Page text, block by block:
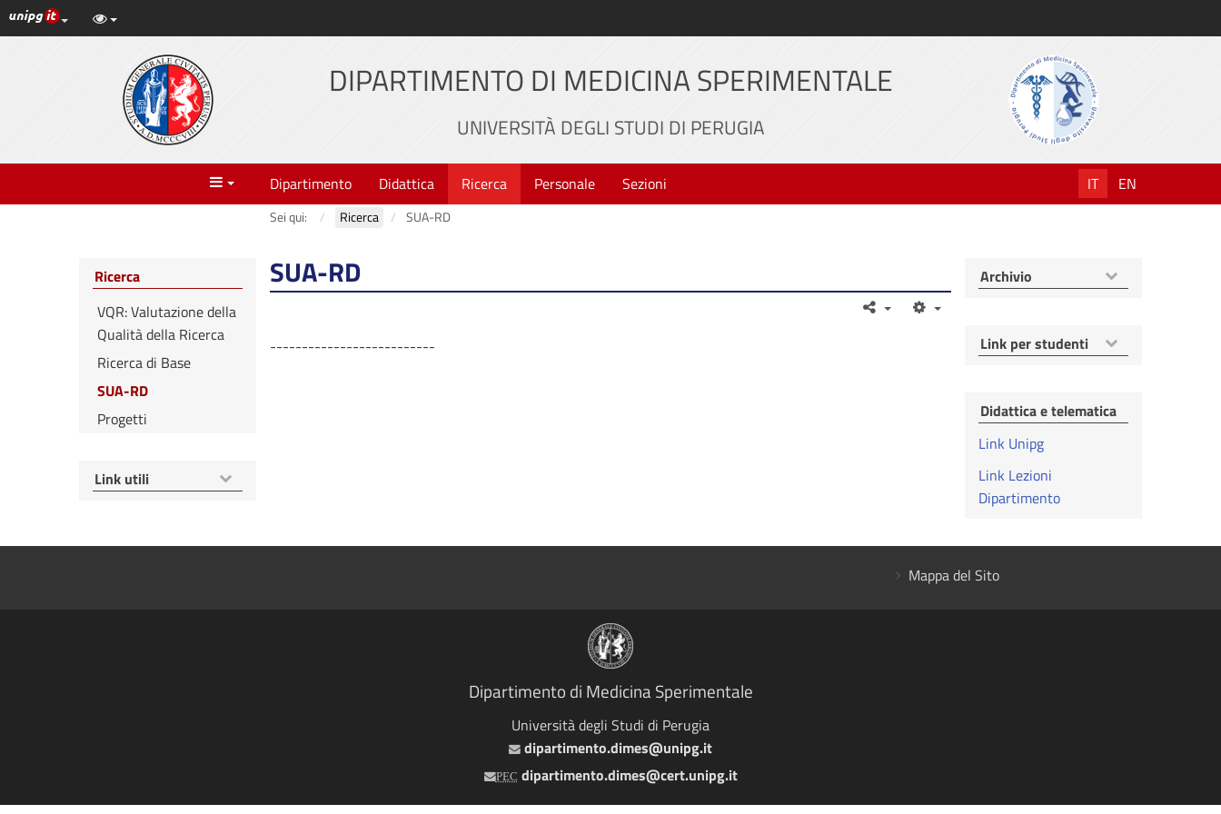
Vai
al
Link ai principali servizi web di Ateneo
DIPARTIMENTO DI MEDICINA SPERIMENTALE
UNIVERSITÀ DEGLI STUDI DI PERUGIA
Menu Dipartimento Didattica Ricerca Personale Sezioni IT EN
Sei qui: Ricerca SUA-RD
SUA-RD
--------------------------
Ricerca
VQR: Valutazione della
Qualità della Ricerca
Ricerca di Base
SUA-RD
Progetti
Mostra
voci
Link utili
Mostra
voci
Archivio
Mostra
voci
Link per studenti
Didattica e telematica
Link Unipg
Link Lezioni
Dipartimento
Mappa del Sito
Dipartimento di Medicina Sperimentale
Università degli Studi di Perugia
Email
dipartimento.dimes@unipg.it
PEC dipartimento.dimes@cert.unipg.it